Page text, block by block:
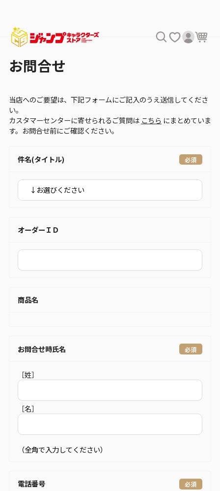
お問合せ
当店へのご要望は、下記フォームにご記入のうえ送信してくださ
い。
カスタマーセンターに寄せられるご質問は こちら にまとめていま
す。お問合せ前にご確認ください。
件名(タイトル)
オーダーＩＤ
商品名
お問合せ時氏名
［姓］
［名］
（全角で入力してください）
電話番号